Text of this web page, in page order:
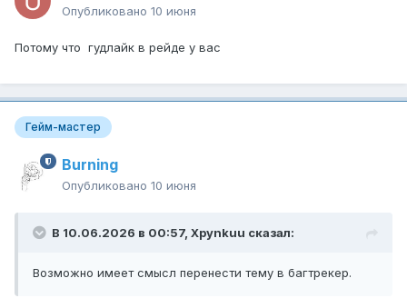
Опубликовано 10 июня
Потому что гудлайк в рейде у вас
Гейм-мастер
Burning
Опубликовано 10 июня
В 10.06.2026 в 00:57, Xpynkuu сказал:
Возможно имеет смысл перенести тему в багтрекер.